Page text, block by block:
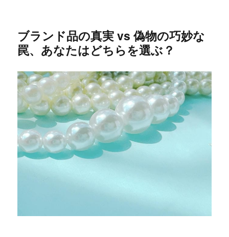
ブランド品の真実 vs 偽物の巧妙な
罠、あなたはどちらを選ぶ？